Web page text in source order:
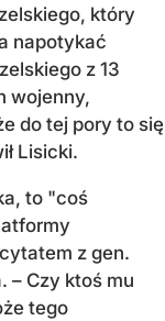
który
napotykać
z 13
wojenny,
do tej pory to się
Lisicki.
to "coś
z gen.
– Czy ktoś mu
tego